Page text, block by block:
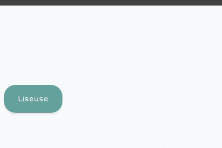
Liseuse